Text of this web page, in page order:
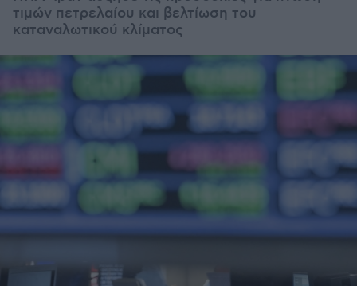
τιμών πετρελαίου και βελτίωση του
καταναλωτικού κλίματος